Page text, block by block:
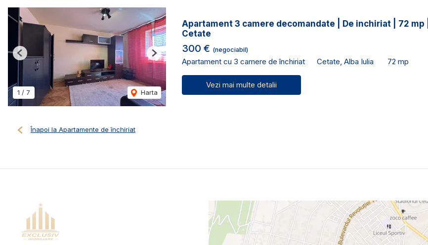
1 / 7 Harta
Previous Next
Apartament 3 camere decomandate | De inchiriat | 72 mp |
Cetate
300 € (negociabil)
Apartament cu 3 camere de închiriat Cetate, Alba Iulia 72 mp
Vezi mai multe detalii
Înapoi la Apartamente de închiriat